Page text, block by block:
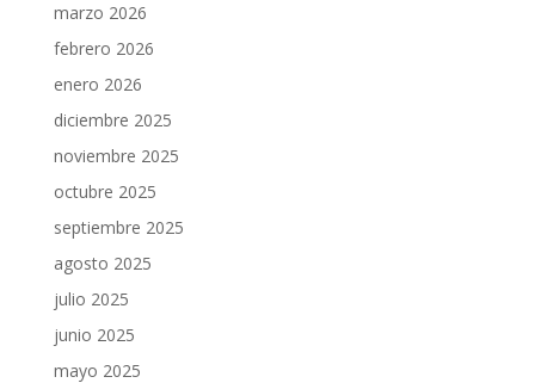
marzo 2026
febrero 2026
enero 2026
diciembre 2025
noviembre 2025
octubre 2025
septiembre 2025
agosto 2025
julio 2025
junio 2025
mayo 2025